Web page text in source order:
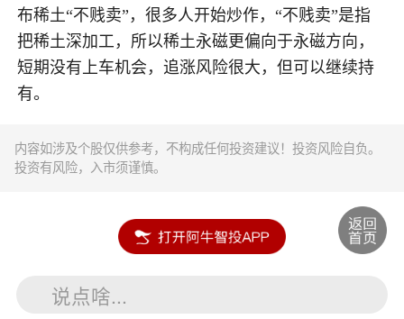
布稀土“不贱卖”，很多人开始炒作，“不贱卖”是指
把稀土深加工，所以稀土永磁更偏向于永磁方向，
短期没有上车机会，追涨风险很大，但可以继续持
有。
内容如涉及个股仅供参考，不构成任何投资建议！投资风险自负。
投资有风险，入市须谨慎。
说点啥...